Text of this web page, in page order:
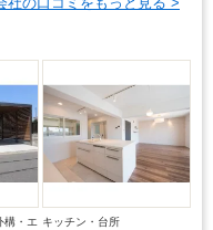
構・エ キッチン・台所